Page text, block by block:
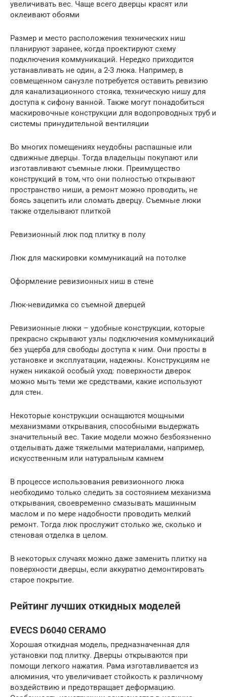
увеличивать вес. Чаще всего дверцы красят или
оклеивают обоями
Размер и место расположения технических ниш
планируют заранее, когда проектируют схему
подключения коммуникаций. Нередко приходится
устанавливать не один, а 2-3 люка. Например, в
совмещенном санузле потребуется оставить ревизию
для канализационного стояка, техническую нишу для
доступа к сифону ванной. Также могут понадобиться
маскировочные конструкции для водопроводных труб и
системы принудительной вентиляции
Во многих помещениях неудобны распашные или
сдвижные дверцы. Тогда владельцы покупают или
изготавливают съемные люки. Преимущество
конструкций в том, что они полностью открывают
пространство ниши, а ремонт можно проводить, не
боясь зацепить или сломать дверцу. Съемные люки
также отделывают плиткой
Ревизионный люк под плитку в полу
Люк для маскировки коммуникаций на потолке
Оформление ревизионных ниш в стене
Люк-невидимка со съемной дверцей
Ревизионные люки – удобные конструкции, которые
прекрасно скрывают узлы подключения коммуникаций
без ущерба для свободы доступа к ним. Они просты в
установке и эксплуатации, надежны. Конструкциям не
нужен никакой особый уход: поверхности дверок
можно мыть теми же средствами, какие используют
для стен.
Некоторые конструкции оснащаются мощными
механизмами открывания, способными выдержать
значительный вес. Такие модели можно безбоязненно
отделывать даже тяжелыми материалами, например,
искусственным или натуральным камнем
В процессе использования ревизионного люка
необходимо только следить за состоянием механизма
открывания, своевременно смазывать машинным
маслом и по мере надобности проводить мелкий
ремонт. Тогда люк прослужит столько же, сколько и
стеновая отделка в целом.
В некоторых случаях можно даже заменить плитку на
поверхности дверцы, если аккуратно демонтировать
старое покрытие.
Рейтинг лучших откидных моделей
EVECS D6040 CERAMO
Хорошая откидная модель, предназначенная для
установки под плитку. Дверцы открываются при
помощи легкого нажатия. Рама изготавливается из
алюминия, что увеличивает стойкость к различному
воздействию и предотвращает деформацию.